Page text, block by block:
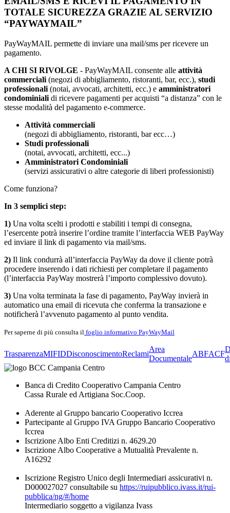
TOTALE SICUREZZA GRAZIE AL SERVIZIO
“PAYWAYMAIL”
PayWayMAIL permette di inviare una mail/sms per ricevere un
pagamento.
A CHI SI RIVOLGE - PayWayMAIL consente alle attività
commerciali (negozi di abbigliamento, ristoranti, bar, ecc.), studi
professionali (notai, avvocati, architetti, ecc.) e amministratori
condominiali di ricevere pagamenti per acquisti “a distanza” con le
stesse modalità del pagamento e-commerce.
Attività commerciali
(negozi di abbigliamento, ristoranti, bar ecc…)
Studi professionali
(notai, avvocati, architetti, ecc...)
Amministratori Condominiali
(servizi assicurativi o altre categorie di liberi professionisti)
Come funziona?
In 3 semplici step:
1) Una volta scelti i prodotti e stabiliti i tempi di consegna,
l’esercente potrà inserire l’ordine tramite l’interfaccia WEB PayWay
ed inviare il link di pagamento via mail/sms.
2) Il link condurrà all’interfaccia PayWay da dove il cliente potrà
procedere inserendo i dati richiesti per completare il pagamento
(l’interfaccia PayWay mostrerà l’importo complessivo dovuto).
3) Una volta terminata la fase di pagamento, PayWay invierà in
automatico una email di ricevuta che conferma la transazione e
notificherà l’avvenuto pagamento al punto vendita.
Per saperne di più consulta il foglio informativo PayWayMail
TrasparenzaMIFIDDisconoscimentoReclami
Area
Documentale
ABFACF
Banca di Credito Cooperativo Campania Centro
Cassa Rurale ed Artigiana Soc.Coop.
Aderente al Gruppo bancario Cooperativo Iccrea
Partecipante al Gruppo IVA Gruppo Bancario Cooperativo
Iccrea
Iscrizione Albo Enti Creditizi n. 4629.20
Iscrizione Albo Cooperative a Mutualità Prevalente n.
A16292
Iscrizione Registro Unico degli Intermediari assicurativi n.
D000027027 consultabile su https://ruipubblico.ivass.it/rui-
pubblica/ng/#/home
Intermediario soggetto a vigilanza Ivass